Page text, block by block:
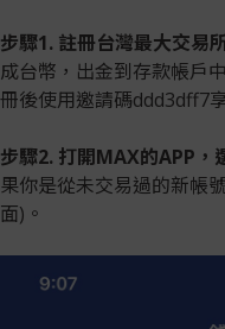
步驟1. 註冊台灣最大交易
成台幣，出金到存款帳戶
冊後使用邀請碼ddd3dff7
步驟2. 打開MAX的APP，
果你是從未交易過的新帳
面)。